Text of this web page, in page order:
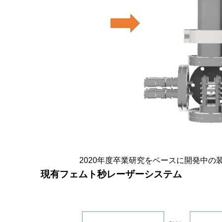
2020年度卒業研究をベースに開発中の
現有フェムト秒レーザーシステム